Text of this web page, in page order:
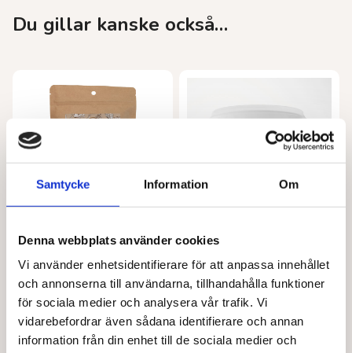
Samtycke Information Om
Denna webbplats använder cookies
Vi använder enhetsidentifierare för att anpassa innehållet
och annonserna till användarna, tillhandahålla funktioner
för sociala medier och analysera vår trafik. Vi
vidarebefordrar även sådana identifierare och annan
information från din enhet till de sociala medier och
Du gillar kanske också…
ALIVE FOODS
Superfood protein vegan EKO 250 g
103,00kr
Läs mer
BARABRAMAT
Kokosolja doftfri EKO
Från94,00kr
Välj alternativ
Den
här
produkten